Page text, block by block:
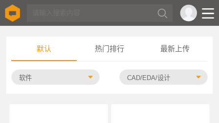
默认 热门排行 最新上传